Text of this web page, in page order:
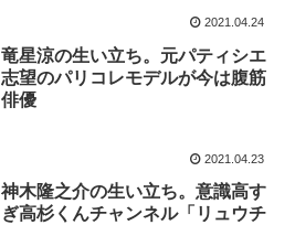
2021.04.24
竜星涼の生い立ち。元パティシエ
志望のパリコレモデルが今は腹筋
俳優
2021.04.23
神木隆之介の生い立ち。意識高す
ぎ高杉くんチャンネル「リュウチ